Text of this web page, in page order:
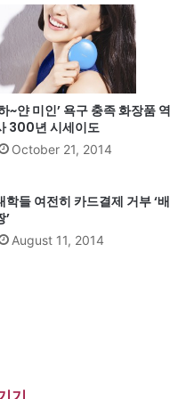
~얀 미인’ 욕구 충족 화장품 역
300년 시세이도
October 21, 2014
학들 여전히 카드결제 거부 ‘배
’
August 11, 2014